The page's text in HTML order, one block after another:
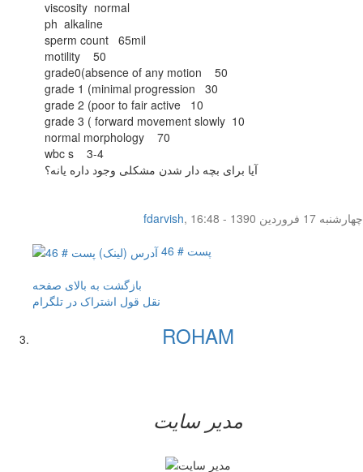
viscosity normal
ph alkaline
sperm count 65mil
motility 50
grade0(absence of any motion 50
grade 1 (minimal progression 30
grade 2 (poor to fair active 10
grade 3 ( forward movement slowly 10
normal morphology 70
wbc s 3-4
آیا برای بچه دار شدن مشکلی وجود داره یانه؟
fdarvish,
چهار‌شنبه 17 فروردین 1390 - 16:48
پست # 46
بازگشت به بالای صفحه
نقل قول اشتراک در تلگرام
ROHAM
مدیر سایت